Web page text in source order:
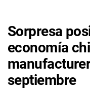
Sorpresa
economía
septiembre